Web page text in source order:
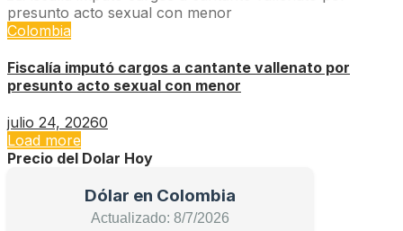
Colombia
Fiscalía imputó cargos a cantante vallenato por
presunto acto sexual con menor
julio 24, 20260
Load more
Precio del Dolar Hoy
Dólar en Colombia
Actualizado: 8/7/2026